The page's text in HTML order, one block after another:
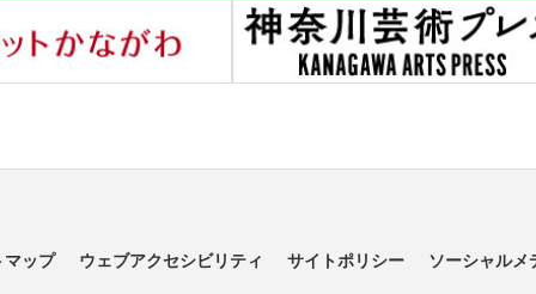
マップ ウェブアクセシビリティ サイトポリシー ソーシャルメ